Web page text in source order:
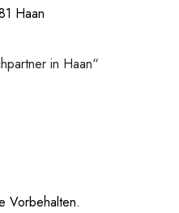
Haan
in Haan“
Vorbehalten.